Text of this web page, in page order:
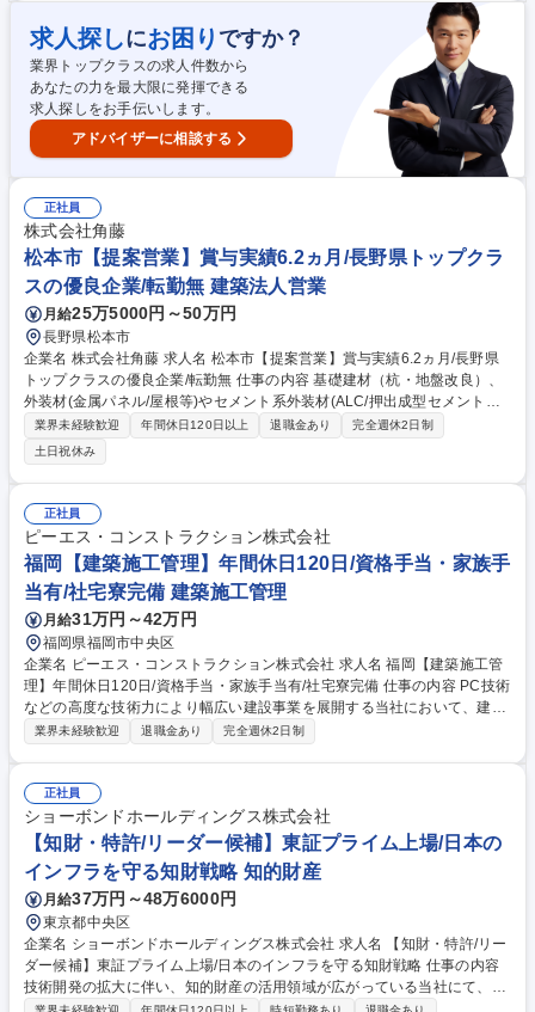
マークから、北陸新幹線などのインフラ設備に加えて、商業施設、学校、
病院、工場などの建築工事、橋梁・土木工事まで非常に幅広いジャンルの
建設に関わっています。各地の暮らしに密着した工事から、全国でも有数
の規模のビッグプロジェクトまで幅広く参画しています。そのため、地域
に貢献したい人も、日本を代表する建造物に携わりたい人も、希望を叶え
ることができます。 募集職種 長野市【建築鉄骨の設計】平均勤続16.5年
の県内有数の優良企業/賞与6.2ヶ月分
求人探しにお困り ですか？
業界トップクラスの求人件数から
あなたの力を最大限に発揮できる
求人探しをお手伝いします。
アドバイザーに相談する
正社員
株式会社角藤
松本市【提案営業】賞与実績6.2ヵ月/長野県トップクラ
スの優良企業/転勤無 建築法人営業
月給25万5000円～50万円
長野県松本市
企業名 株式会社角藤 求人名 松本市【提案営業】賞与実績6.2ヵ月/長野県
トップクラスの優良企業/転勤無 仕事の内容 基礎建材（杭・地盤改良）、
外装材(金属パネル/屋根等)やセメント系外装材(ALC/押出成型セメント板
等)の材料及び工事を受注する為の営業業務をお任 せします。 ※金属系外
装材は、建物や景観材等の「意匠材」として使用されます。 自身の提案
で、街の美化や利便性の向上に貢献できる仕事です。 【当社の魅力】 安
定：創業91年の長野県売上ランキング12位！国内拠点18ヶ所あり、年間
に携わる工事件数約1,500件 ワークライフバランスの両立可：平均勤続年
数16.7年、年休121日、平均有給取得日数9.0日、育休取得率100％ 募集職
種 松本市【提案営業】賞与実績6.2ヵ月/長野県トップクラスの優良企業/転
勤無
業界未経験歓迎 年間休日120日以上 退職金あり
完全週休2日制
土日祝休み
正社員
ピーエス・コンストラクション株式会社
福岡【建築施工管理】年間休日120日/資格手当・家族手
当有/社宅寮完備 建築施工管理
月給31万円～42万円
福岡県福岡市中央区
企業名 ピーエス・コンストラクション株式会社 求人名 福岡【建築施工管
理】年間休日120日/資格手当・家族手当有/社宅寮完備 仕事の内容 PC技術
などの高度な技術力により幅広い建設事業を展開する当社において、建築
施工管理をお任せいたします。案件は住宅/オフィス/工場/倉庫/物流拠点/ス
す。今までの経験を活かし、幅広い裁量権で存分に力を発揮したい方や、
新卒・中途の垣根無くキャリアアップを目指したい方にピッタリのポジシ
ョンです。当社の建築部門におけるプロジェクトを紹介しております。是
非一度ご確認ください。 https://www.psc.co.jp/kaisya/saiyou/special/proj
ect02.html 募集職種 福岡【建築施工管理】年間休日120日/資格手当・家
族手当有/社宅寮完備
業界未経験歓迎 退職金あり 完全週休2日制
正社員
ショーボンドホールディングス株式会社
【知財・特許/リーダー候補】東証プライム上場/日本の
インフラを守る知財戦略 知的財産
月給37万円～48万6000円
東京都中央区
企業名 ショーボンドホールディングス株式会社 求人名 【知財・特許/リー
ダー候補】東証プライム上場/日本のインフラを守る知財戦略 仕事の内容
技術開発の拡大に伴い、知的財産の活用領域が広がっている当社にて、国
内外の特許業務から戦略立案、知財教育まで幅広くお任せします。 ■国内